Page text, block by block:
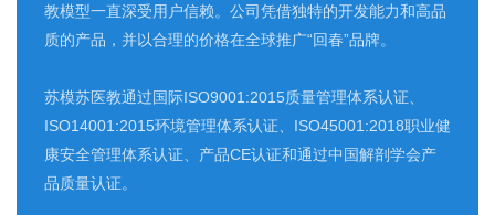
教模型一直深受用户信赖。公司凭借独特的开发能力和高品
质的产品，并以合理的价格在全球推广“回春”品牌。
苏模苏医教通过国际ISO9001:2015质量管理体系认证、
ISO14001:2015环境管理体系认证、ISO45001:2018职业健
康安全管理体系认证、产品CE认证和通过中国解剖学会产
品质量认证。